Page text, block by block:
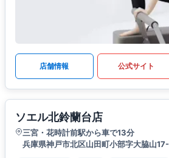
店舗情報 公式サイト
ソエル北鈴蘭台店
三宮・花時計前駅から車で13分
兵庫県神戸市北区山田町小部字大脇山